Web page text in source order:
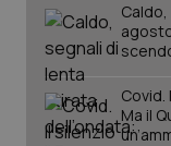
Covid.
Ma il